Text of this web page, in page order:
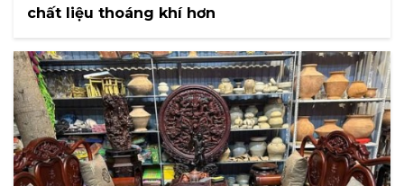
chất liệu thoáng khí hơn